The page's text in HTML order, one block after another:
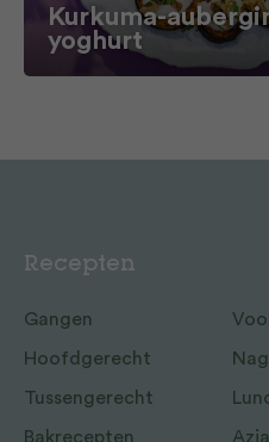
Kurkuma-
yoghurt
Recepten
Gangen
Hoofdgerecht
Tussengerecht
Bakrecepten